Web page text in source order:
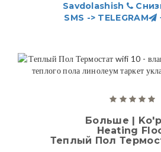
Savdolashish
SMS -> TELEGRAM
Больше |
Heating
Теплый Пол